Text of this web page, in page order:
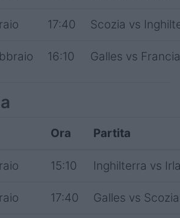
17:40 Scozia vs
16:10 Galles vs Francia
Ora Partita
15:10 Inghilterra vs
17:40 Galles vs Scozia